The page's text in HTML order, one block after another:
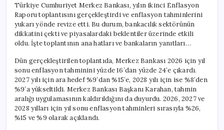
Üzerine
Bankaların
Görüşleri:
Faiz
İndirimine
Kalmadı
için
Türkiye Cumhuriyet Merkez Bankası, yılın ikinci Enflasyon
Raporu toplantısını gerçekleştirdi ve enflasyon tahminlerini
yukarı yönde revize etti. Bu durum, bankacılık sektörünün
dikkatini çekti ve piyasalardaki beklentiler üzerinde etkili
oldu. İşte toplantının ana hatları ve bankaların yanıtları…
Dün gerçekleştirilen toplantıda, Merkez Bankası 2026 için yıl
sonu enflasyon tahminini yüzde 16’dan yüzde 24’e çıkardı.
2027 yılı için ara hedef %9’dan %15’e, 2028 yılı için ise %8’den
%9’a yükseltildi. Merkez Bankası Başkanı Karahan, tahmin
aralığı uygulamasının kaldırıldığını da duyurdu. 2026, 2027 ve
2028 yılları için yıl sonu enflasyon tahminleri sırasıyla %26,
%15 ve %9 olarak açıklandı.